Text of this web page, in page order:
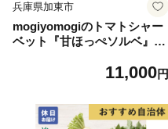
兵庫県加東市
mogiyomogiのトマトシャー
ベット『甘ほっぺソルベ』&
ぎ』各3個セット [野菜 アイ
11,000円